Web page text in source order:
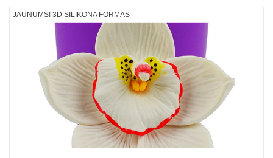
JAUNUMS! 3D SILIKONA FORMAS